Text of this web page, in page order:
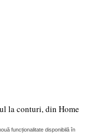
la conturi, din Home
funcționalitate disponibilă în